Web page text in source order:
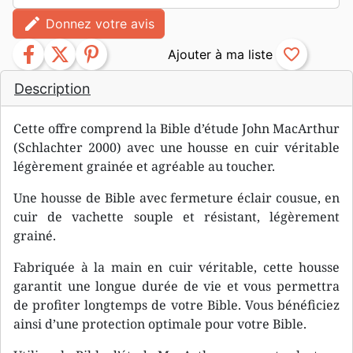
Description
Cette offre comprend la Bible d’étude John MacArthur
(Schlachter 2000) avec une housse en cuir véritable
légèrement grainée et agréable au toucher.
Une housse de Bible avec fermeture éclair cousue, en
cuir de vachette souple et résistant, légèrement
grainé.
Fabriquée à la main en cuir véritable, cette housse
garantit une longue durée de vie et vous permettra
de profiter longtemps de votre Bible. Vous bénéficiez
ainsi d’une protection optimale pour votre Bible.
edit Donnez votre avis
facebook twitter pinterest favorite_border